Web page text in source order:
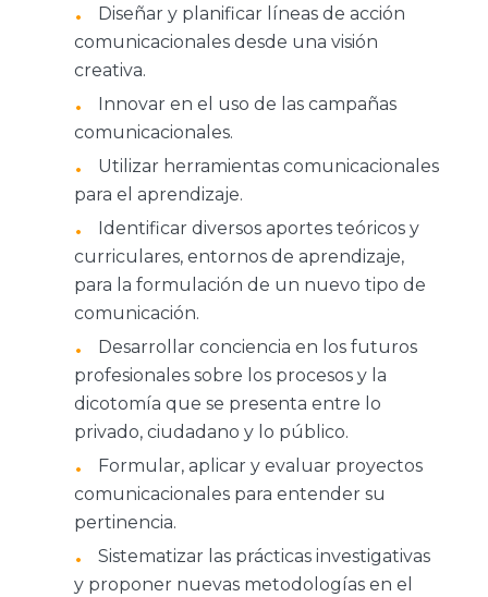
Diseñar y planificar líneas de acción
comunicacionales desde una visión
creativa.
Innovar en el uso de las campañas
comunicacionales.
Utilizar herramientas comunicacionales
para el aprendizaje.
Identificar diversos aportes teóricos y
curriculares, entornos de aprendizaje,
para la formulación de un nuevo tipo de
comunicación.
Desarrollar conciencia en los futuros
profesionales sobre los procesos y la
dicotomía que se presenta entre lo
privado, ciudadano y lo público.
Formular, aplicar y evaluar proyectos
comunicacionales para entender su
pertinencia.
Sistematizar las prácticas investigativas
y proponer nuevas metodologías en el